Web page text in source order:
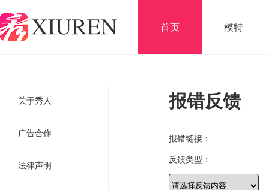
首页 模特
关于秀人
广告合作
法律声明
报错反馈
报错链接：
反馈类型：